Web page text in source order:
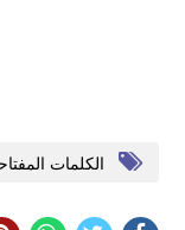
الكلمات